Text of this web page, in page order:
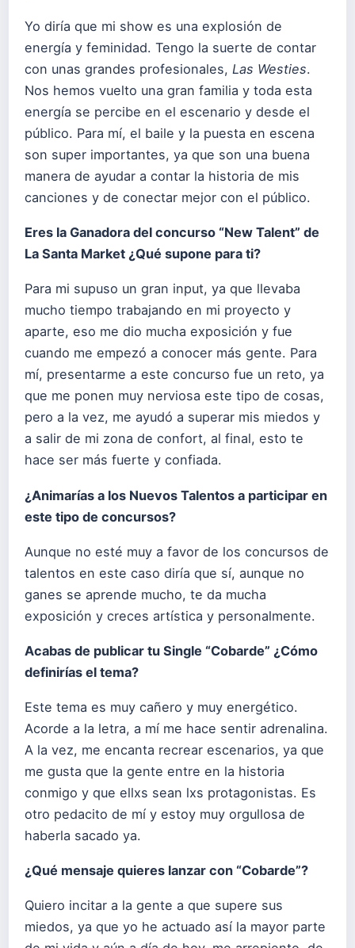
Yo diría que mi show es una explosión de
energía y feminidad. Tengo la suerte de contar
con unas grandes profesionales, Las Westies.
Nos hemos vuelto una gran familia y toda esta
energía se percibe en el escenario y desde el
público. Para mí, el baile y la puesta en escena
son super importantes, ya que son una buena
manera de ayudar a contar la historia de mis
canciones y de conectar mejor con el público.
Eres la Ganadora del concurso “New Talent” de
La Santa Market ¿Qué supone para ti?
Para mi supuso un gran input, ya que llevaba
mucho tiempo trabajando en mi proyecto y
aparte, eso me dio mucha exposición y fue
cuando me empezó a conocer más gente. Para
mí, presentarme a este concurso fue un reto, ya
que me ponen muy nerviosa este tipo de cosas,
pero a la vez, me ayudó a superar mis miedos y
a salir de mi zona de confort, al final, esto te
hace ser más fuerte y confiada.
¿Animarías a los Nuevos Talentos a participar en
este tipo de concursos?
Aunque no esté muy a favor de los concursos de
talentos en este caso diría que sí, aunque no
ganes se aprende mucho, te da mucha
exposición y creces artística y personalmente.
Acabas de publicar tu Single “Cobarde” ¿Cómo
definirías el tema?
Este tema es muy cañero y muy energético.
Acorde a la letra, a mí me hace sentir adrenalina.
A la vez, me encanta recrear escenarios, ya que
me gusta que la gente entre en la historia
conmigo y que ellxs sean lxs protagonistas. Es
otro pedacito de mí y estoy muy orgullosa de
haberla sacado ya.
¿Qué mensaje quieres lanzar con “Cobarde”?
Quiero incitar a la gente a que supere sus
miedos, ya que yo he actuado así la mayor parte